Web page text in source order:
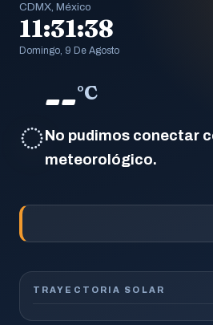
CDMX, México
11:31:38
Domingo, 9 De Agosto
◌
--°C
No pudimos conectar
meteorológico.
TRAYECTORIA SOLAR